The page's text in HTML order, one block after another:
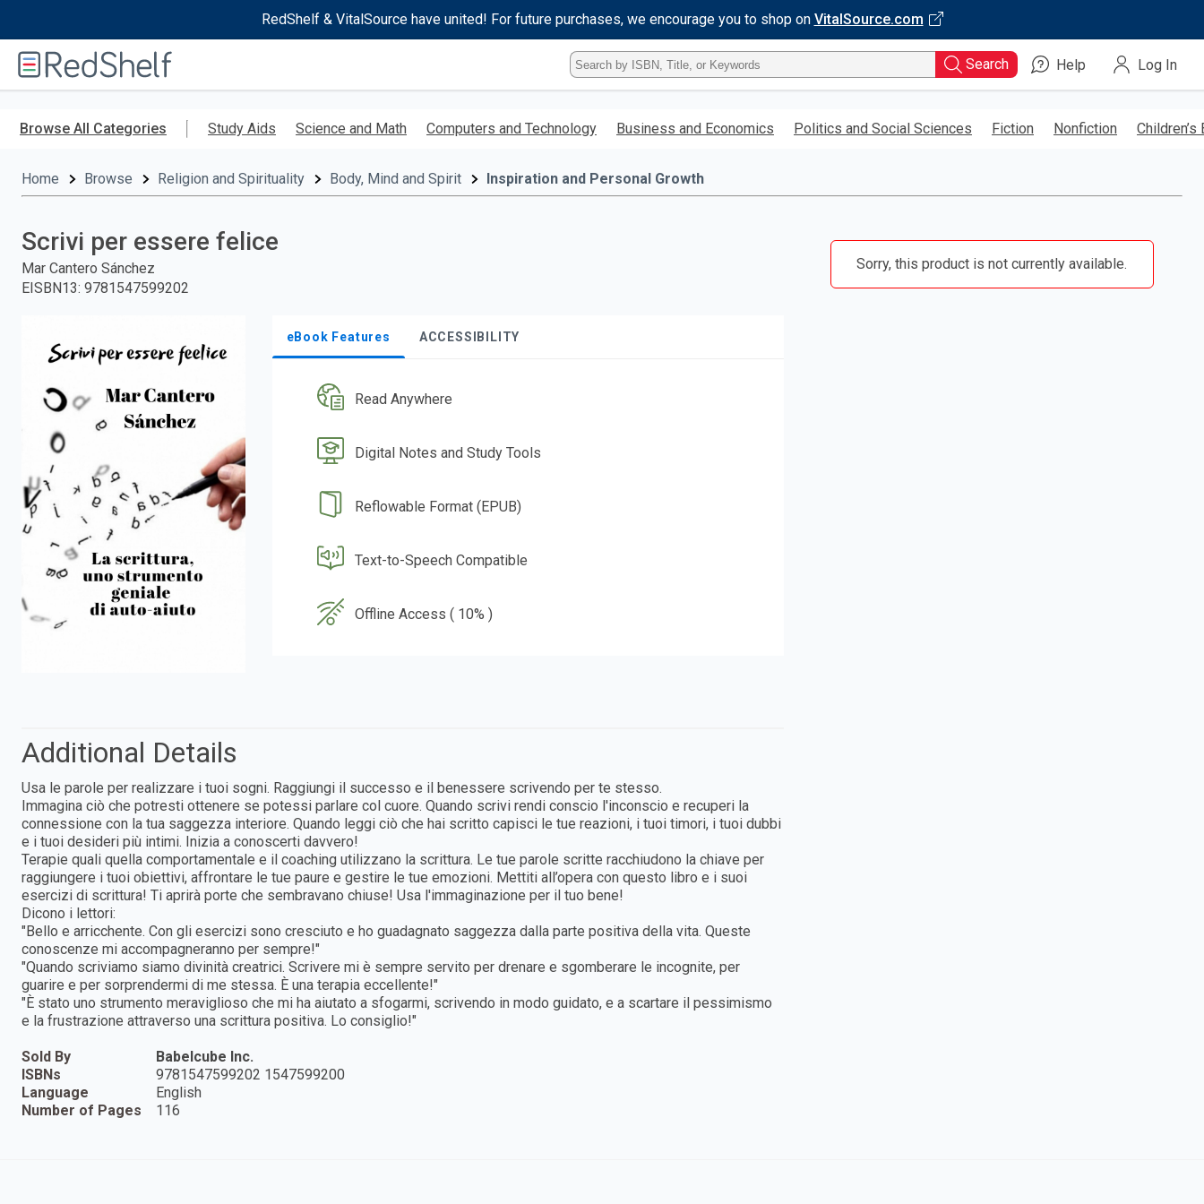
RedShelf & VitalSource have united! For future purchases, we encourage you to shop on VitalSource.com
RedShelf
Type
ISBN,
Title,
Keyword
enter
Search Help Log In
Browse All Categories Study Aids Science and Math Computers and Technology Business and Economics Politics and Social Sciences Fiction Nonfiction Children’s
Home Browse Religion and Spirituality Body, Mind and Spirit Inspiration and Personal Growth
Scrivi per essere felice
Mar Cantero Sánchez
EISBN13: 9781547599202
eBook Features ACCESSIBILITY
Read Anywhere
Digital Notes and Study Tools
Reflowable Format (EPUB)
Text-to-Speech Compatible
Offline Access ( 10% )
Sorry, this product is not currently available.
Additional Details
Usa le parole per realizzare i tuoi sogni. Raggiungi il successo e il benessere scrivendo per te stesso.
Immagina ciò che potresti ottenere se potessi parlare col cuore. Quando scrivi rendi conscio l'inconscio e recuperi la
connessione con la tua saggezza interiore. Quando leggi ciò che hai scritto capisci le tue reazioni, i tuoi timori, i tuoi dubbi
e i tuoi desideri più intimi. Inizia a conoscerti davvero!
Terapie quali quella comportamentale e il coaching utilizzano la scrittura. Le tue parole scritte racchiudono la chiave per
raggiungere i tuoi obiettivi, affrontare le tue paure e gestire le tue emozioni. Mettiti all’opera con questo libro e i suoi
esercizi di scrittura! Ti aprirà porte che sembravano chiuse! Usa l'immaginazione per il tuo bene!
Dicono i lettori:
"Bello e arricchente. Con gli esercizi sono cresciuto e ho guadagnato saggezza dalla parte positiva della vita. Queste
conoscenze mi accompagneranno per sempre!"
"Quando scriviamo siamo divinità creatrici. Scrivere mi è sempre servito per drenare e sgomberare le incognite, per
guarire e per sorprendermi di me stessa. È una terapia eccellente!"
"È stato uno strumento meraviglioso che mi ha aiutato a sfogarmi, scrivendo in modo guidato, e a scartare il pessimismo
e la frustrazione attraverso una scrittura positiva. Lo consiglio!"
Sold By
Babelcube Inc.
ISBNs
9781547599202 1547599200
Language
English
Number of Pages
116